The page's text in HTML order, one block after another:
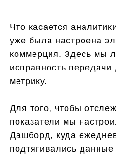
Что касается
уже была настроена
коммерция. Здесь мы
исправность
метрику.
Для того, чтобы
показатели мы
Дашборд, куда
подтягивались